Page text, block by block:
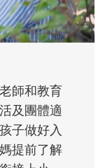
成。爸爸
個重要的